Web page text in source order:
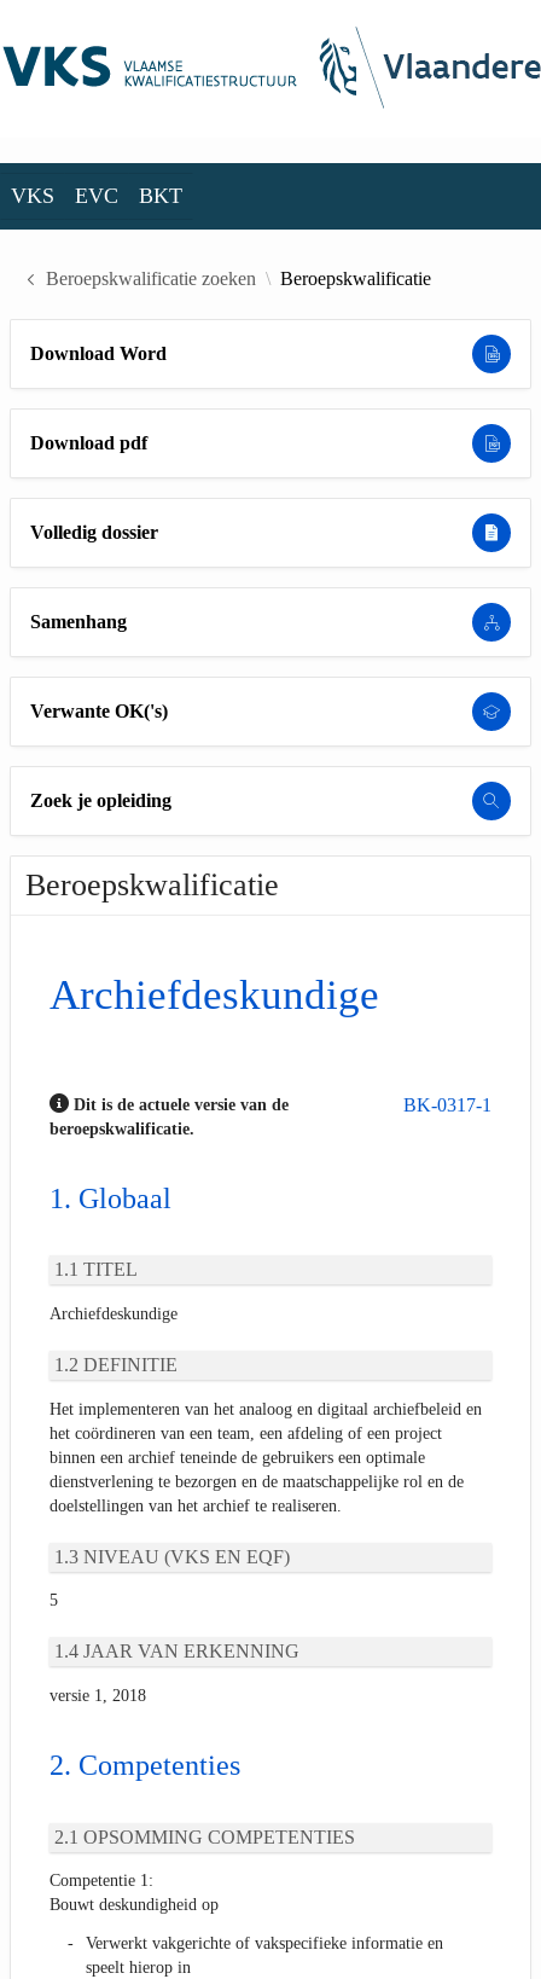
VKS EVC BKT
Beroepskwalificatie zoeken Beroepskwalificatie
Download Word
Download pdf
Volledig dossier
Samenhang
Verwante OK('s)
Zoek je opleiding
Beroepskwalificatie
Archiefdeskundige
BK-0317-1
Dit is de actuele versie van de
beroepskwalificatie.
Globaal
TITEL
Archiefdeskundige
DEFINITIE
Het implementeren van het analoog en digitaal archiefbeleid en
het coördineren van een team, een afdeling of een project
binnen een archief teneinde de gebruikers een optimale
dienstverlening te bezorgen en de maatschappelijke rol en de
doelstellingen van het archief te realiseren.
NIVEAU (VKS EN EQF)
5
JAAR VAN ERKENNING
versie 1, 2018
Competenties
OPSOMMING COMPETENTIES
Competentie 1:
Bouwt deskundigheid op
Verwerkt vakgerichte of vakspecifieke informatie en
speelt hierop in